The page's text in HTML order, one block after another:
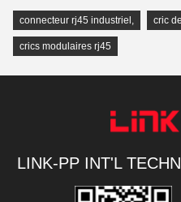
connecteur rj45 industriel , cric
crics modulaires rj45
LINK-PP INT'L